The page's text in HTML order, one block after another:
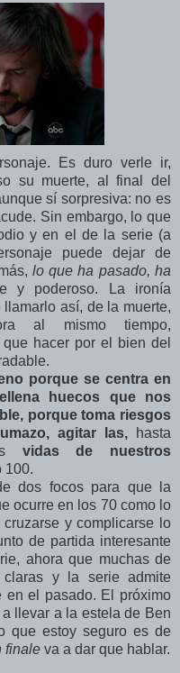
Es duro verle ir,
su muerte, al final del
sí sorpresiva: no es
Sin embargo, lo que
y en el de la serie (a
puede dejar de
lo que ha pasado, ha
y poderoso. La ironía
así, de la muerte,
al mismo tiempo,
hacer por el bien del
porque se centra en
huecos que nos
porque toma riesgos
agitar las,hasta
vidas de nuestros
100.
dos focos para que la
ocurre en los 70 como lo
y complicarse lo
de partida interesante
ahora que muchas de
claras y la serie admite
en el pasado. El próximo
llevar a la estela de Ben
que estoy seguro es de
finale va a dar que hablar.